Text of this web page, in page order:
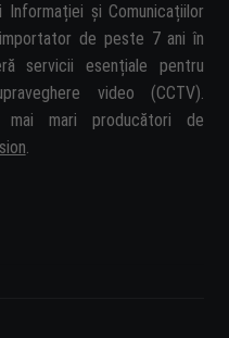
Informației și Comunicațiilor
de peste 7 ani în
servicii esențiale pentru
video (CCTV).
mari producători de
.